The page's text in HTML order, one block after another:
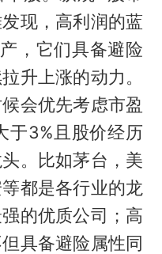
现，高利润的蓝
，它们具备避险
升上涨的动力。
会优先考虑市盈
于3%且股价经历
。比如茅台，美
都是各行业的龙
的优质公司；高
具备避险属性同